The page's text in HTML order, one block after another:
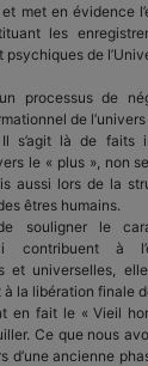
met en évidence
les
de
processus de
de
Il s’agit là de faits
le « plus », non
aussi lors de la
êtres humains.
souligner le
contribuent à
et universelles,
la libération finale
en fait le « Vieil
Ce que nous
d’une ancienne